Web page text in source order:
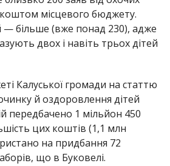
місцевого бюджету.
— більше (вже понад 230), адже
двох і навіть трьох дітей
Калуської громади на статтю
й оздоровлення дітей
передбачено 1 мільйон 450
цих коштів (1,1 млн
на придбання 72
що в Буковелі.